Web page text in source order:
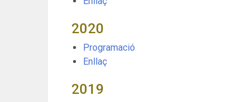
2020
Programació
Enllaç
2019